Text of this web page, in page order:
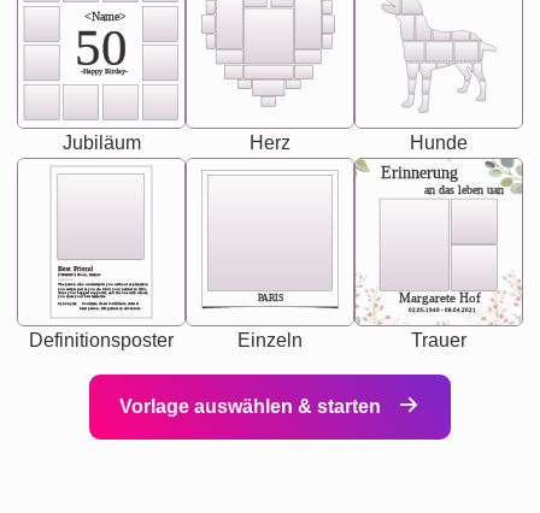
<Name>
50
-Happy Birday-
Jubiläum Herz Hunde
Best Friend
[<NAME>] Noun, feminie
Synonyms: Soulmate, closet confidante, sister at
heart person, life partner in adventure.
The person who understands you without explanation
you accepts just as you are. She's your partner in life's,
chaos your biggest supporter, and the one with whom
you share your best memories.
Definitionsposter
PARIS
Einzeln
Erinnerung
an das leben uan
Margarete Hof
02.05.1940 - 08.04.2021
Trauer
Vorlage auswählen & starten